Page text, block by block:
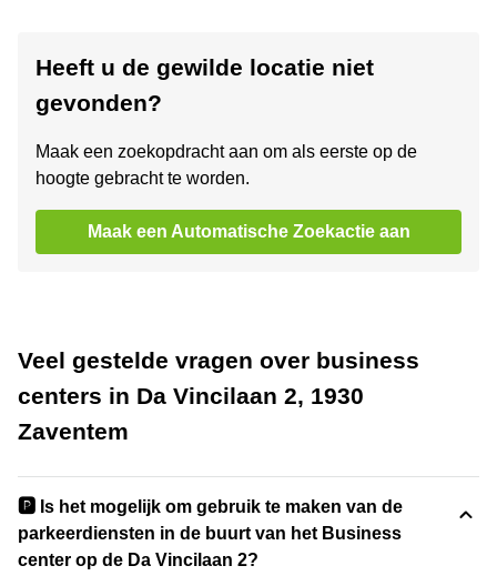
Heeft u de gewilde locatie niet
gevonden?
Maak een zoekopdracht aan om als eerste op de
hoogte gebracht te worden.
Maak een Automatische Zoekactie aan
Veel gestelde vragen over business
centers in Da Vincilaan 2, 1930
Zaventem
🅿️ Is het mogelijk om gebruik te maken van de
parkeerdiensten in de buurt van het Business
center op de Da Vincilaan 2?